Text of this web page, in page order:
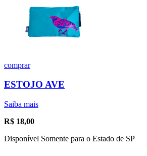
comprar
ESTOJO AVE
Saiba mais
R$ 18,00
Disponível Somente para o Estado de SP